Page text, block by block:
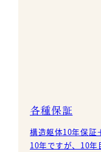
各種保証
構造躯体10年保証＋10年継続
10年ですが、10